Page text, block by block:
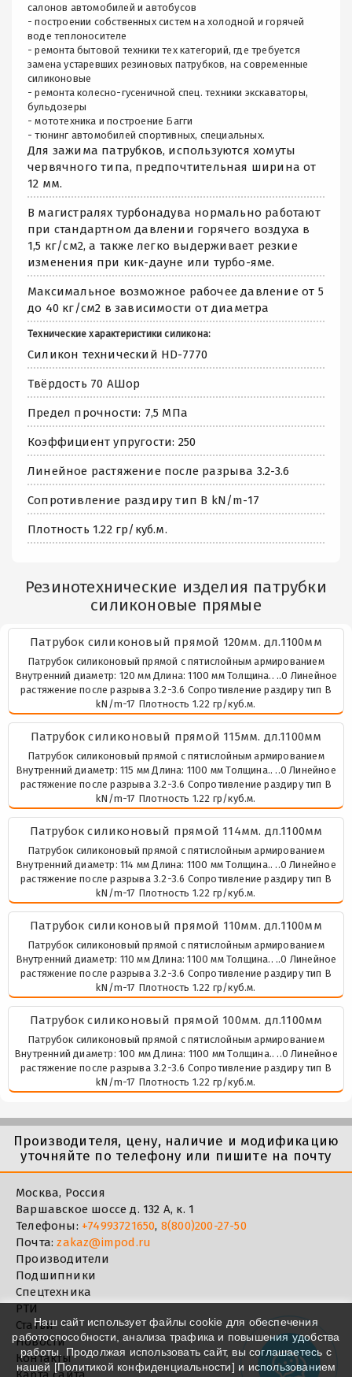
салонов автомобилей и автобусов
- построении собственных систем на холодной и горячей
воде теплоносителе
- ремонта бытовой техники тех категорий, где требуется
замена устаревших резиновых патрубков, на современные
силиконовые
- ремонта колесно-гусеничной спец. техники экскаваторы,
бульдозеры
- мототехника и построение Багги
- тюнинг автомобилей спортивных, специальных.
Для зажима патрубков, используются хомуты
червячного типа, предпочтительная ширина от
12 мм.
В магистралях турбонадува нормально работают
при стандартном давлении горячего воздуха в
1,5 кг/см2, а также легко выдерживает резкие
изменения при кик-дауне или турбо-яме.
Максимальное возможное рабочее давление от 5
до 40 кг/см2 в зависимости от диаметра
Технические характеристики силикона:
Силикон технический HD-7770
Твёрдость 70 АШор
Предел прочности: 7,5 МПа
Коэффициент упругости: 250
Линейное растяжение после разрыва 3.2-3.6
Сопротивление раздиру тип В kN/m-17
Плотность 1.22 гр/куб.м.
Резинотехнические изделия патрубки
силиконовые прямые
Патрубок силиконовый прямой 120мм. дл.1100мм
Патрубок силиконовый прямой с пятислойным армированием
Внутренний диаметр: 120 мм Длина: 1100 мм Толщина.. ..0 Линейное
растяжение после разрыва 3.2-3.6 Сопротивление раздиру тип В
kN/m-17 Плотность 1.22 гр/куб.м.
Патрубок силиконовый прямой 115мм. дл.1100мм
Патрубок силиконовый прямой с пятислойным армированием
Внутренний диаметр: 115 мм Длина: 1100 мм Толщина.. ..0 Линейное
растяжение после разрыва 3.2-3.6 Сопротивление раздиру тип В
kN/m-17 Плотность 1.22 гр/куб.м.
Патрубок силиконовый прямой 114мм. дл.1100мм
Патрубок силиконовый прямой с пятислойным армированием
Внутренний диаметр: 114 мм Длина: 1100 мм Толщина.. ..0 Линейное
растяжение после разрыва 3.2-3.6 Сопротивление раздиру тип В
kN/m-17 Плотность 1.22 гр/куб.м.
Патрубок силиконовый прямой 110мм. дл.1100мм
Патрубок силиконовый прямой с пятислойным армированием
Внутренний диаметр: 110 мм Длина: 1100 мм Толщина.. ..0 Линейное
растяжение после разрыва 3.2-3.6 Сопротивление раздиру тип В
kN/m-17 Плотность 1.22 гр/куб.м.
Патрубок силиконовый прямой 100мм. дл.1100мм
Патрубок силиконовый прямой с пятислойным армированием
Внутренний диаметр: 100 мм Длина: 1100 мм Толщина.. ..0 Линейное
растяжение после разрыва 3.2-3.6 Сопротивление раздиру тип В
kN/m-17 Плотность 1.22 гр/куб.м.
Производителя, цену, наличие и модификацию
уточняйте по телефону или пишите на почту
Москва, Россия
Варшавское шоссе д. 132 А, к. 1
Телефоны: +74993721650, 8(800)200-27-50
Почта:zakaz@impod.ru
Производители
Подшипники
Спецтехника
РТИ
Статьи
Новости
Контакты
Наш сайт использует файлы cookie для обеспечения
работоспособности, анализа трафика и повышения удобства
работы. Продолжая использовать сайт, вы соглашаетесь с
нашей [Политикой конфиденциальности] и использованием